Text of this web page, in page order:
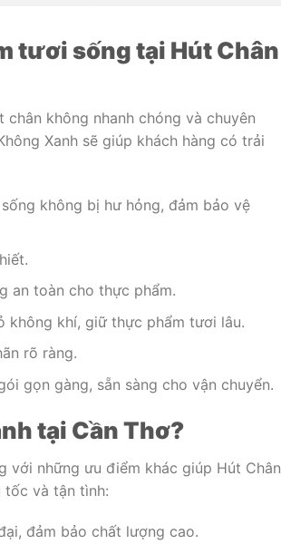
tươi sống tại Hút Chân
không nhanh chóng và chuyên
Xanh sẽ giúp khách hàng có trải
không bị hư hỏng, đảm bảo vệ
an toàn cho thực phẩm.
không khí, giữ thực phẩm tươi lâu.
rõ ràng.
gọn gàng, sẵn sàng cho vận chuyển.
tại Cần Thơ?
với những ưu điểm khác giúp Hút Chân
tốc và tận tình:
đảm bảo chất lượng cao.